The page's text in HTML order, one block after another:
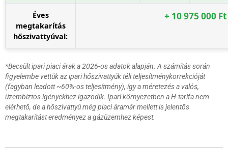
Éves
megtakarítás
hőszivattyúval:
+ 10 975 000
*Becsült ipari piaci árak a 2026-os adatok alapján. A számítás során
figyelembe vettük az ipari hőszivattyúk téli teljesítménykorrekcióját
(fagyban leadott ~60%-os teljesítmény), így a méretezés a valós,
üzembiztos igényekhez igazodik. Ipari környezetben a H-tarifa nem
elérhető, de a hőszivattyú még piaci áramár mellett is jelentős
megtakarítást eredményez a gázüzemhez képest.